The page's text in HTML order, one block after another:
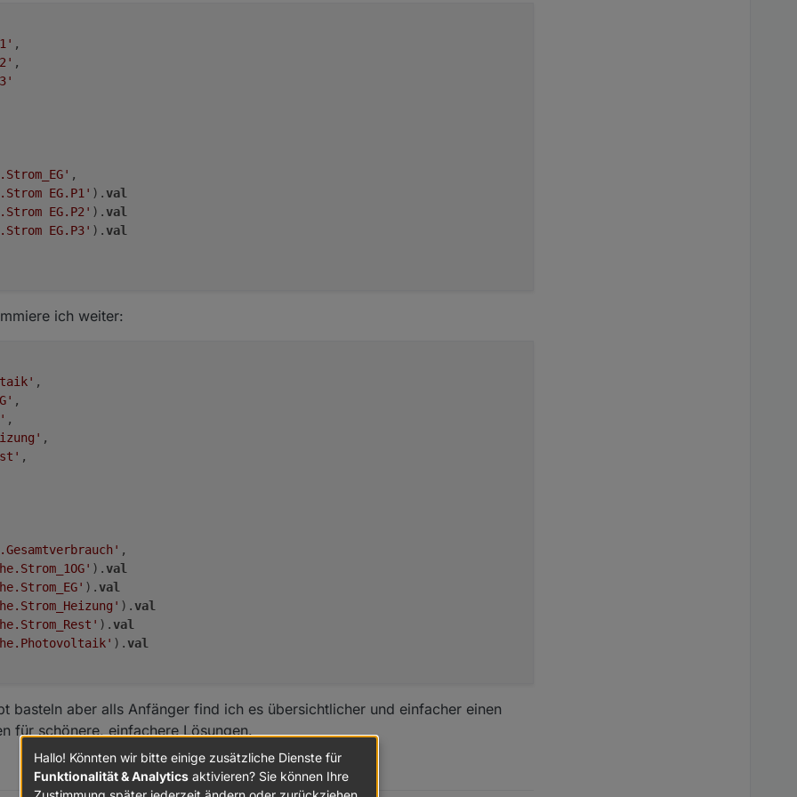
,
,
,
EG.P1' ).val
EG.P2' ).val
EG.P3' ).val
ich weiter:
,
,
,
,
,
,
).val
).val
).val
).val
).val
basteln aber alls Anfänger find ich es übersichtlicher und einfacher einen
für schönere, einfachere Lösungen.
Hallo! Könnten wir bitte einige zusätzliche Dienste für
Funktionalität & Analytics aktivieren? Sie können Ihre